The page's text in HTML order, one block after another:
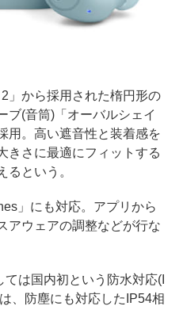
」から採用された楕円形の
ブ(音筒)「オーバルシェイ
用。高い遮音性と装着感を
きさに最適にフィットする
るという。
」にも対応。アプリから
アウェアの調整などが行な
は国内初という防水対応(I
、防塵にも対応したIP54相